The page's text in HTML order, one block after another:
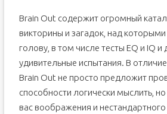
Brain Out содержит огромный
викторины и загадок, над
голову, в том числе тесты EQ и IQ и
удивительные испытания. В
Brain Out не просто предложит
способности логически мыслить,
вас воображения и